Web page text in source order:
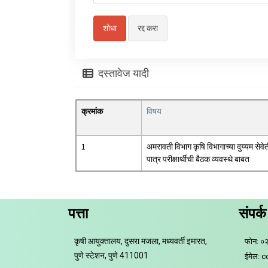
दस्तावेज यादी
क्रमांक विषय
1
अमरावती विभाग कृषि विभागाच्या दुय्यम
पात्र परीक्षार्थीची बैठक व्यवस्थे बाबत
पत्ता
कृषी आयुक्तालय, दुसरा मजला, मध्यवर्ती इमारत,
पुणे स्टेशन, पुणे 411001
संपर्क
फोन:
ईमेल: